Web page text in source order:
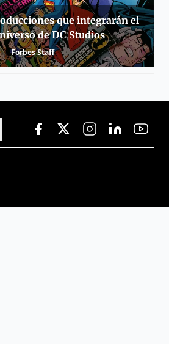
que integrarán el
de DC Studios
Forbes Staff